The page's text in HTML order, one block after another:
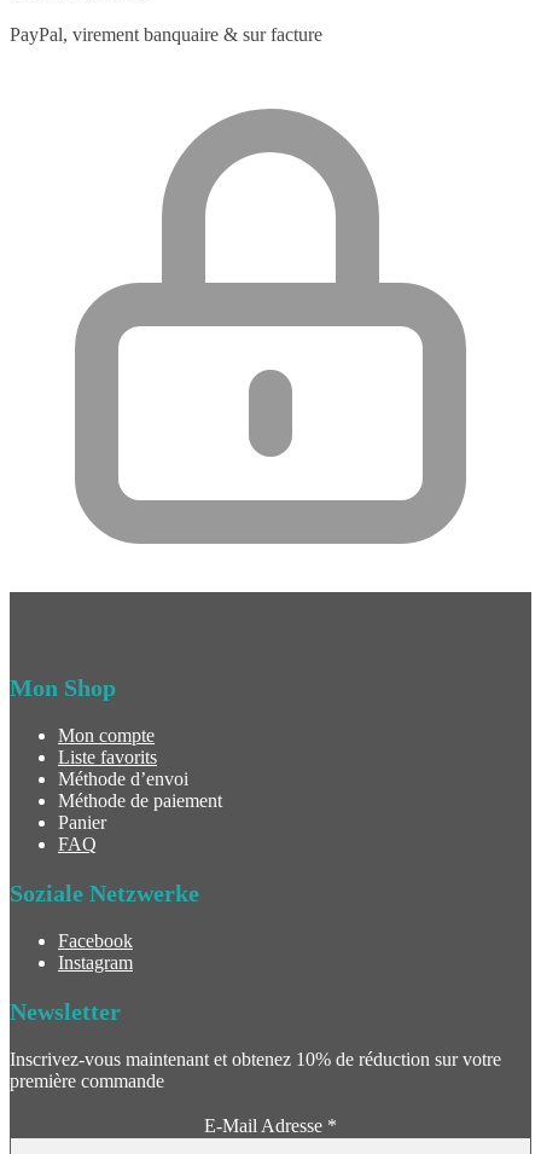
PayPal, virement banquaire & sur facture
Mon Shop
Mon compte
Liste favorits
Méthode d’envoi
Méthode de paiement
Panier
FAQ
Soziale Netzwerke
Facebook
Instagram
Newsletter
Inscrivez-vous maintenant et obtenez 10% de réduction sur votre
première commande
E-Mail Adresse *